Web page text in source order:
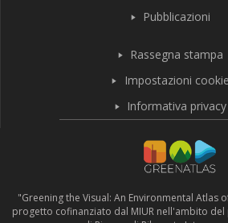
Pubblicazioni
Rassegna stampa
Impostazioni cookie
Informativa privacy
"Greening the Visual: An Environmental Atlas
progetto cofinanziato dal MIUR nell'ambito del